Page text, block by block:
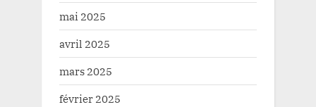
mai 2025
avril 2025
mars 2025
février 2025